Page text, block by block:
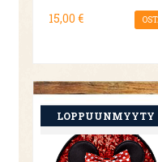
15,00 €